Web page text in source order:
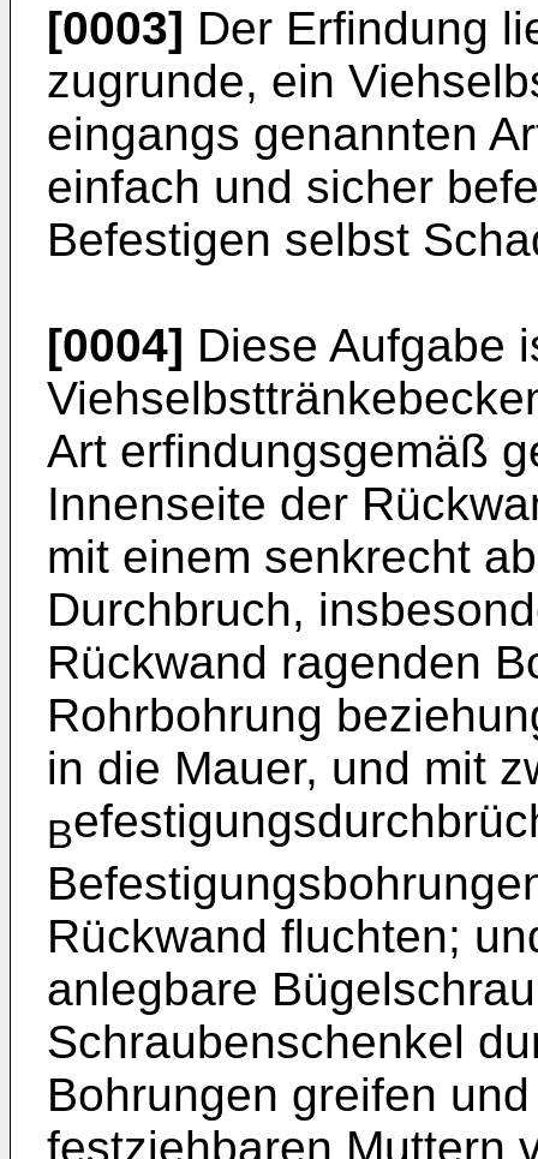
[0003] Der Erfindung
zugrunde, ein
eingangs genannten
einfach und sicher
Befestigen selbst
[0004] Diese Aufgabe
Art erfindungsgemäß
Innenseite der
mit einem senkrecht
Durchbruch,
Rückwand ragenden
Rohrbohrung
in die Mauer, und mit
B
Rückwand fluchten;
anlegbare
Schraubenschenkel
Bohrungen greifen
festziehbaren Muttern